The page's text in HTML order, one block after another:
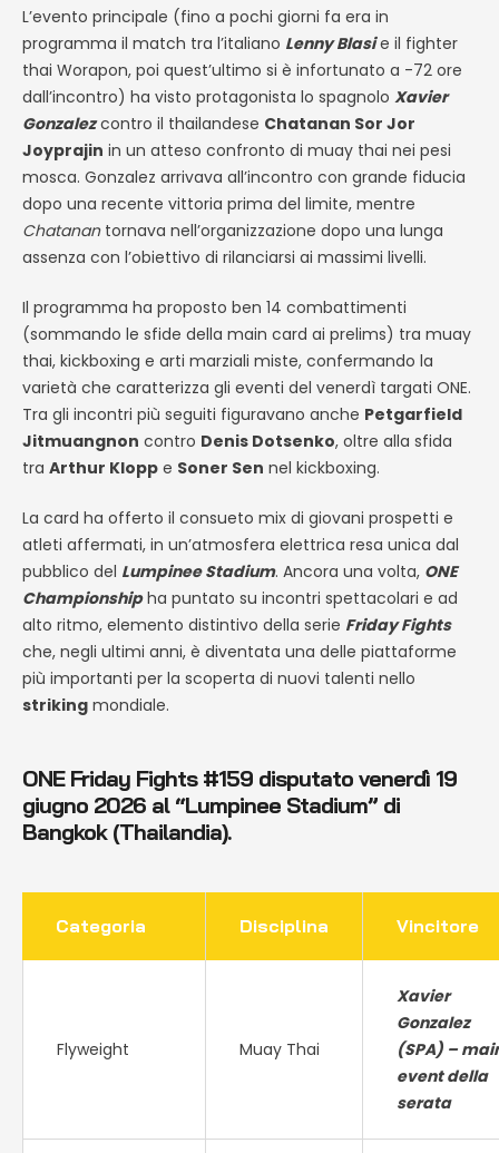
L’evento principale (fino a pochi giorni fa era in
programma il match tra l’italiano Lenny Blasie il fighter
thai Worapon, poi quest’ultimo si è infortunato a -72 ore
dall’incontro) ha visto protagonista lo spagnolo Xavier
Gonzalezcontro il thailandese Chatanan Sor Jor
Joyprajin in un atteso confronto di muay thai nei pesi
mosca. Gonzalez arrivava all’incontro con grande fiducia
dopo una recente vittoria prima del limite, mentre
Chatanantornava nell’organizzazione dopo una lunga
assenza con l’obiettivo di rilanciarsi ai massimi livelli.
Il programma ha proposto ben 14 combattimenti
(sommando le sfide della main card ai prelims) tra muay
thai, kickboxing e arti marziali miste, confermando la
varietà che caratterizza gli eventi del venerdì targati ONE.
Tra gli incontri più seguiti figuravano anche Petgarfield
Jitmuangnon contro Denis Dotsenko, oltre alla sfida
tra Arthur Klopp e Soner Sen nel kickboxing.
La card ha offerto il consueto mix di giovani prospetti e
atleti affermati, in un’atmosfera elettrica resa unica dal
pubblico del Lumpinee Stadium. Ancora una volta, ONE
Championshipha puntato su incontri spettacolari e ad
alto ritmo, elemento distintivo della serie Friday Fights
che, negli ultimi anni, è diventata una delle piattaforme
più importanti per la scoperta di nuovi talenti nello
striking mondiale.
ONE Friday Fights #159 disputato venerdì 19
giugno 2026 al “Lumpinee Stadium” di
Bangkok (Thailandia).
Categoria Disciplina Vincitore
Flyweight Muay Thai
Xavier
Gonzalez
(SPA) –
event della
serata